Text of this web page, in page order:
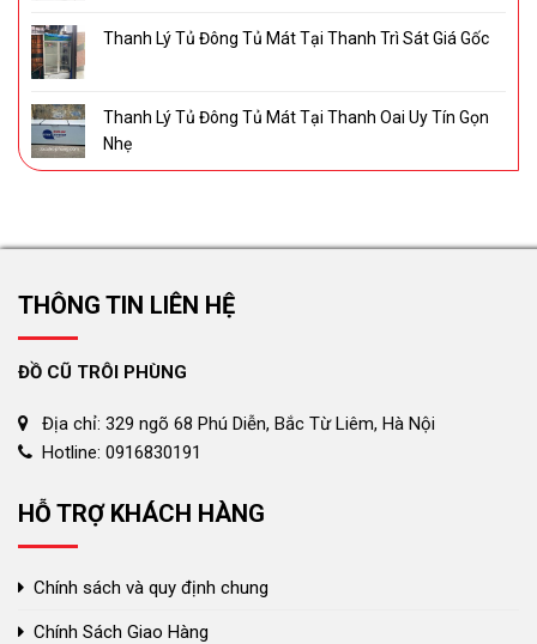
Thanh Lý Tủ Đông Tủ Mát Tại Thanh Trì Sát Giá Gốc
Thanh Lý Tủ Đông Tủ Mát Tại Thanh Oai Uy Tín Gọn
Nhẹ
THÔNG TIN LIÊN HỆ
ĐỒ CŨ TRÔI PHÙNG
Địa chỉ: 329 ngõ 68 Phú Diễn, Bắc Từ Liêm, Hà Nội
Hotline: 0916830191
HỖ TRỢ KHÁCH HÀNG
Chính sách và quy định chung
Chính Sách Giao Hàng